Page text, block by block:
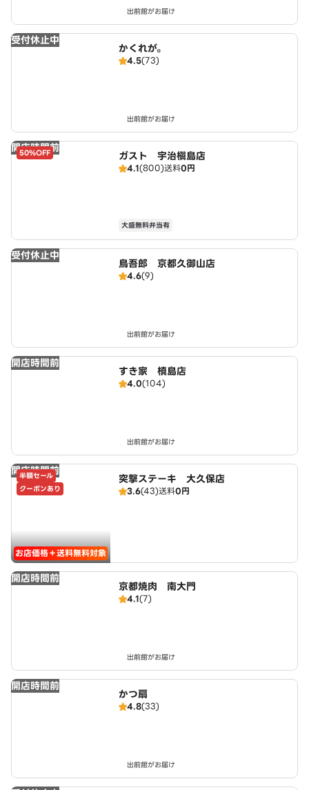
出前館がお届け
受付休止中
かくれが。
4.5(73)
出前館がお届け
開店時間前
50%OFF ガスト 宇治槇島店
4.1(800)送料0円
大盛無料弁当有
受付休止中
鳥吾郎 京都久御山店
4.6(9)
出前館がお届け
開店時間前
すき家 槙島店
4.0(104)
出前館がお届け
開店時間前
半額セール
クーポンあり
お店価格＋送料無料対象
突撃ステーキ 大久保店
3.6(43)送料0円
開店時間前
京都焼肉 南大門
4.1(7)
出前館がお届け
開店時間前
かつ扇
4.8(33)
出前館がお届け